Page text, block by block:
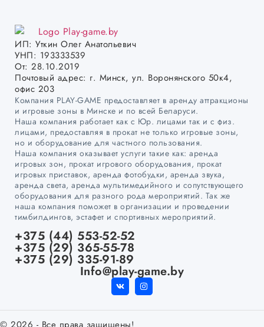
ИП: Уткин Олег Анатольевич
УНП: 193333539
От: 28.10.2019
Почтовый адрес: г. Минск, ул. Воронянского 50к4,
офис 203
Компания PLAY-GAME предоставляет в аренду аттракционы
и игровые зоны в Минске и по всей Беларуси.
Наша компания работает как с Юр. лицами так и с физ.
лицами, предоставляя в прокат не только игровые зоны,
но и оборудование для частного пользования.
Наша компания оказывает услуги такие как: аренда
игровых зон, прокат игрового оборудования, прокат
игровых приставок, аренда фотобудки, аренда звука,
аренда света, аренда мультимедийного и сопутствующего
оборудования для разного рода мероприятий. Так же
наша компания поможет в организации и проведении
тимбилдингов, эстафет и спортивных мероприятий.
+375 (44) 553-52-52
+375 (29) 365-55-78
+375 (29) 335-91-89
Info@play-game.by